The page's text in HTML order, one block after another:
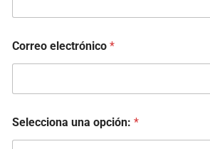
u
á
l
i
u
Correo electrónico *
Selecciona una opción: *